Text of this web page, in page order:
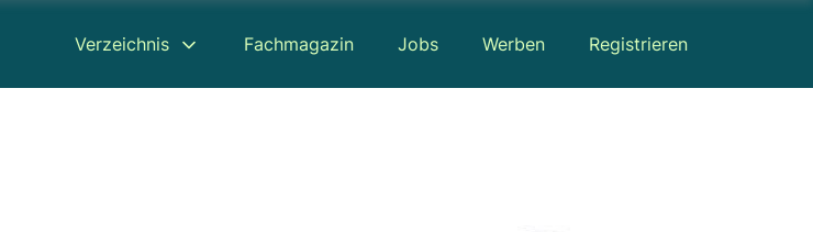
Verzeichnis Fachmagazin Jobs Werben Registrieren